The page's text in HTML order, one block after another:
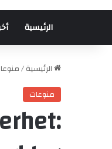
الرئيسية
الرئيسية/
منوعات